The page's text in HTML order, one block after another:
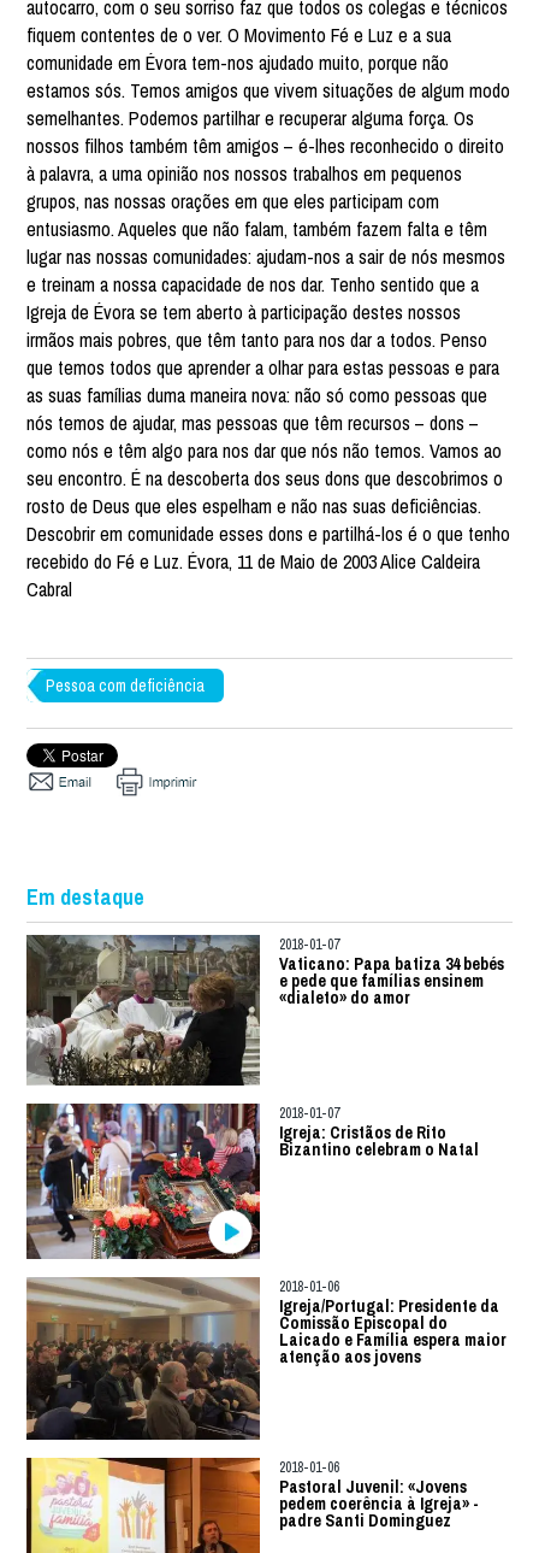
autocarro, com o seu sorriso faz que todos os colegas e técnicos
fiquem contentes de o ver. O Movimento Fé e Luz e a sua
comunidade em Évora tem-nos ajudado muito, porque não
estamos sós. Temos amigos que vivem situações de algum modo
semelhantes. Podemos partilhar e recuperar alguma força. Os
nossos filhos também têm amigos – é-lhes reconhecido o direito
à palavra, a uma opinião nos nossos trabalhos em pequenos
grupos, nas nossas orações em que eles participam com
entusiasmo. Aqueles que não falam, também fazem falta e têm
lugar nas nossas comunidades: ajudam-nos a sair de nós mesmos
e treinam a nossa capacidade de nos dar. Tenho sentido que a
Igreja de Évora se tem aberto à participação destes nossos
irmãos mais pobres, que têm tanto para nos dar a todos. Penso
que temos todos que aprender a olhar para estas pessoas e para
as suas famílias duma maneira nova: não só como pessoas que
nós temos de ajudar, mas pessoas que têm recursos – dons –
como nós e têm algo para nos dar que nós não temos. Vamos ao
seu encontro. É na descoberta dos seus dons que descobrimos o
rosto de Deus que eles espelham e não nas suas deficiências.
Descobrir em comunidade esses dons e partilhá-los é o que tenho
recebido do Fé e Luz. Évora, 11 de Maio de 2003 Alice Caldeira
Cabral
Pessoa com deficiência
Em destaque
2018-01-07
Vaticano: Papa batiza 34 bebés
e pede que famílias ensinem
«dialeto» do amor
2018-01-07
Igreja: Cristãos de Rito
Bizantino celebram o Natal
2018-01-06
Igreja/Portugal: Presidente da
Comissão Episcopal do
Laicado e Família espera maior
atenção aos jovens
2018-01-06
Pastoral Juvenil: «Jovens
pedem coerência à Igreja» -
padre Santi Dominguez